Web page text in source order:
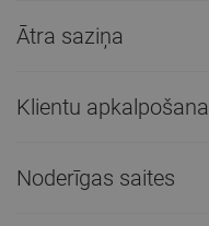
Ātra saziņa
Klientu apkalpošana
Noderīgas saites